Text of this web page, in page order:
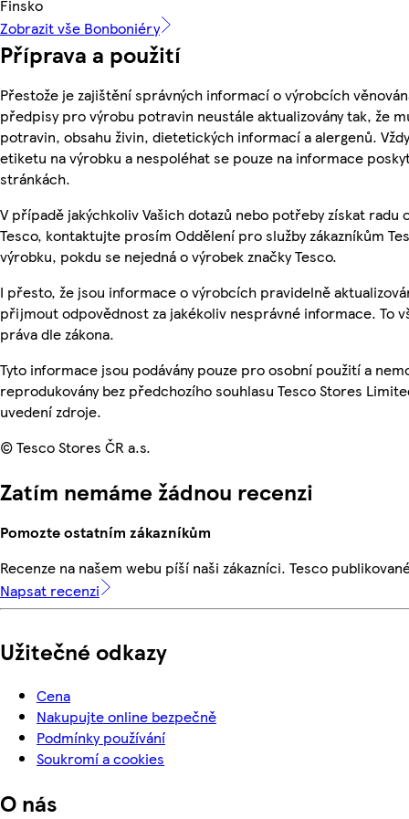
Finsko
Zobrazit vše Bonboniéry
Příprava a použití
Přestože je zajištění správných informací o výrobcích
předpisy pro výrobu potravin neustále aktualizovány tak, že
potravin, obsahu živin, dietetických informací a alergenů.
etiketu na výrobku a nespoléhat se pouze na informace
stránkách.
V případě jakýchkoliv Vašich dotazů nebo potřeby získat radu
Tesco, kontaktujte prosím Oddělení pro služby zákazníkům
výrobku, pokdu se nejedná o výrobek značky Tesco.
I přesto, že jsou informace o výrobcích pravidelně
přijmout odpovědnost za jakékoliv nesprávné informace. To
práva dle zákona.
Tyto informace jsou podávány pouze pro osobní použití a
reprodukovány bez předchozího souhlasu Tesco Stores
uvedení zdroje.
© Tesco Stores ČR a.s.
Zatím nemáme žádnou recenzi
Pomozte ostatním zákazníkům
Recenze na našem webu píší naši zákazníci. Tesco
Napsat recenzi
Užitečné odkazy
Cena
Nakupujte online bezpečně
Podmínky používání
Soukromí a cookies
O nás